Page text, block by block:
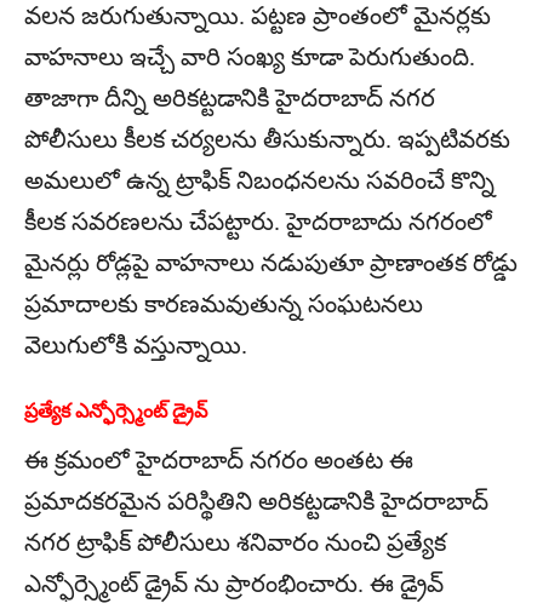
వలన జరుగుతున్నాయి. పట్టణ ప్రాంతంలో మైనర్లకు
వాహనాలు ఇచ్చే వారి సంఖ్య కూడా పెరుగుతుంది.
తాజాగా దీన్ని అరికట్టడానికి హైదరాబాద్ నగర
పోలీసులు కీలక చర్యలను తీసుకున్నారు. ఇప్పటివరకు
అమలులో ఉన్న ట్రాఫిక్ నిబంధనలను సవరించే కొన్ని
కీలక సవరణలను చేపట్టారు. హైదరాబాదు నగరంలో
మైనర్లు రోడ్లపై వాహనాలు నడుపుతూ ప్రాణాంతక రోడ్డు
ప్రమాదాలకు కారణమవుతున్న సంఘటనలు
వెలుగులోకి వస్తున్నాయి.
ప్రత్యేక ఎన్ఫోర్స్మెంట్ డ్రైవ్
ఈ క్రమంలో హైదరాబాద్ నగరం అంతట ఈ
ప్రమాదకరమైన పరిస్థితిని అరికట్టడానికి హైదరాబాద్
నగర ట్రాఫిక్ పోలీసులు శనివారం నుంచి ప్రత్యేక
ఎన్ఫోర్స్మెంట్ డ్రైవ్ ను ప్రారంభించారు. ఈ డ్రైవ్